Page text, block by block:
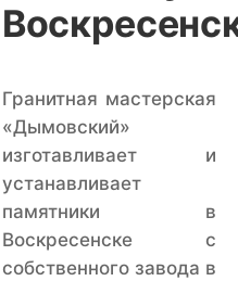
Гранитная мастерская
«Дымовский»
изготавливает и
устанавливает
памятники в
Воскресенске с
собственного завода в